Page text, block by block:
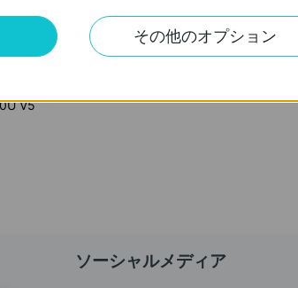
8.1 and 10 remove support for Ad-Hoc
through the installed utiliy. In this case, we
the printer server to your router. Here we take
link.com/support/faq/1056/
you can still use the utility for
V5
ソーシャルメディア
その他のオプション